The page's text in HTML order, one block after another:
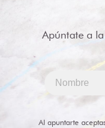
Apúntate a
Al apuntarte